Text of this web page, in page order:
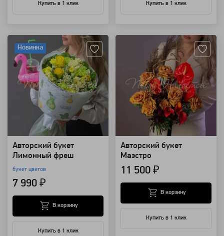
Купить в 1 клик Купить в 1 клик
Новинка
Авторский букет
Лимонный фреш
букет цветов
7 990 ₽
Купить в 1 клик
В корзину
Авторский букет
Маэстро
11 500 ₽
Купить в 1 клик
В корзину